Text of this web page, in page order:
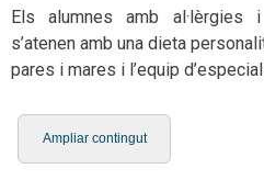
Els alumnes amb al·lèrgies
s’atenen amb una dieta
pares i mares i l’equip
Ampliar contingut